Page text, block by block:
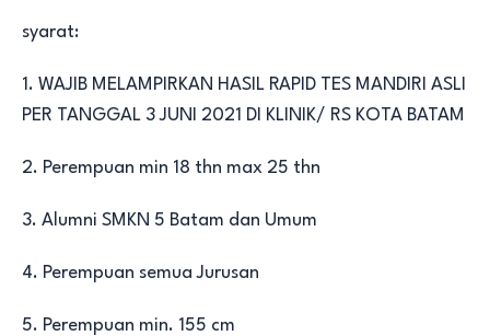
syarat:
1. WAJIB MELAMPIRKAN HASIL RAPID TES MANDIRI ASLI
PER TANGGAL 3 JUNI 2021 DI KLINIK/ RS KOTA BATAM
2. Perempuan min 18 thn max 25 thn
3. Alumni SMKN 5 Batam dan Umum
4. Perempuan semua Jurusan
5. Perempuan min. 155 cm